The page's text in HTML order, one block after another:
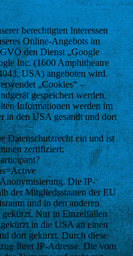
berechtigten Interessen
Online-Angebots im
den Dienst „Google
Inc. (1600 Amphitheatre
USA) angeboten wird.
„Cookies“ –
gespeichert werden.
Informationen werden im
in den USA gesandt und dort
Datenschutzrecht ein und ist
zertifiziert:
Die IP-
der Mitgliedsstaaten der EU
und in den anderen
gekürzt. Nur in Einzelfällen
in die USA an einen
dort gekürzt. Durch diese
Ihrer IP-Adresse. Die vom